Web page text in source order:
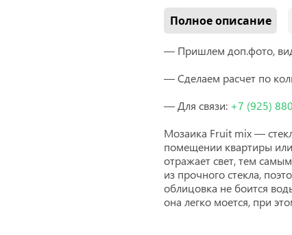
Полное описание
— Пришлем доп.фото,
— Сделаем расчет по
— Для связи: +7 (925)
Мозаика Fruit mix —
помещении квартиры
отражает свет, тем
из прочного стекла,
облицовка не боится
она легко моется, при